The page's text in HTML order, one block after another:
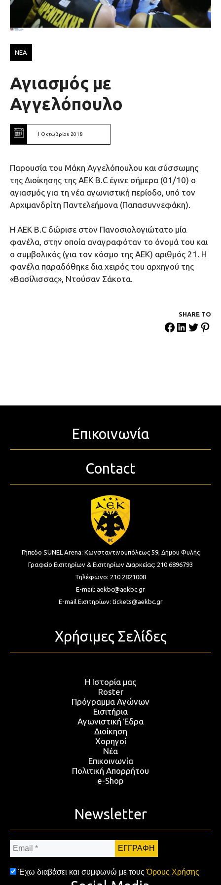
ΝΕΑ
Αγιασμός με
Αγγελόπουλο
1 Οκτωβρίου 2018
Παρουσία του Μάκη Αγγελόπουλου και σύσσωμης
της Διοίκησης της AEK B.C έγινε σήμερα (01/10) ο
αγιασμός για τη νέα αγωνιστική περίοδο, υπό τον
Αρχιμανδρίτη Παντελεήμονα (Παπασυννεφάκη).
Η ΑΕΚ Β.C δώρισε στον Πανοσιολογιώτατο μία
φανέλα, στην οποία αναγραφόταν το όνομά του και
ο συμβολικός (για τον κόσμο της ΑΕΚ) αριθμός 21. Η
φανέλα παραδόθηκε δια χειρός του αρχηγού της
«Βασίλισσας», Ντούσαν Σάκοτα.
SHARE ΤΟ
Επικοινωνία
Contact
Γήπεδο SUNEL Arena: Κωνσταντινουπόλεως 59, Δήμου Φυλής
Γραφείο Εισιτηρίων & Εισιτηρίων Διαρκείας: 210 6896793
Τηλέφωνο: 210 2821008
E-mail: aekbc@aekbc.gr
E-mail Εισιτηρίων: tickets@aekbc.gr
Χρήσιμες Σελίδες
Η Ιστορία μας
Roster
Πρόγραμμα Αγώνων
Εισιτήρια
Αγωνιστική Έδρα
Διοίκηση
Χορηγοί
Νέα
Επικοινωνία
Πολιτική Απορρήτου
e-Shop
Newsletter
Email
*
Έχω διαβάσει και συμφωνώ με τουςΌρους Χρήσης